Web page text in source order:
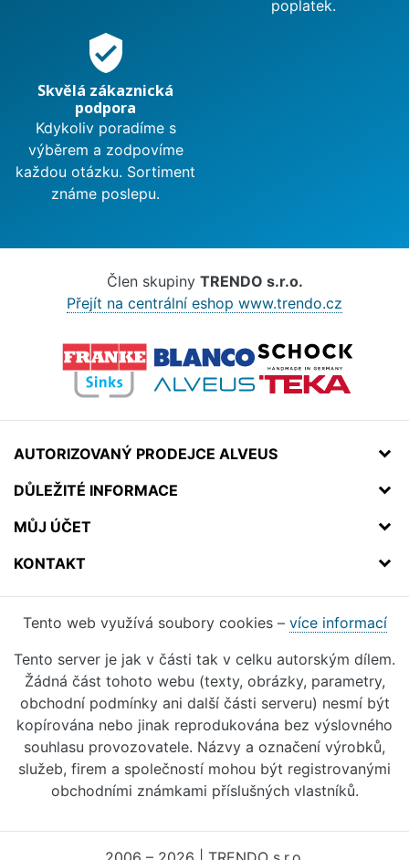
poplatek.
verified_user
Skvělá zákaznická
podpora
Kdykoliv poradíme s
výběrem a zodpovíme
každou otázku. Sortiment
známe poslepu.
Člen skupiny TRENDO s.r.o.
Přejít na centrální eshop www.trendo.cz
AUTORIZOVANÝ PRODEJCE ALVEUS
DŮLEŽITÉ INFORMACE
MŮJ ÚČET
KONTAKT
Tento web využívá soubory cookies – více informací
Tento server je jak v části tak v celku autorským dílem.
Žádná část tohoto webu (texty, obrázky, parametry,
obchodní podmínky ani další části serveru) nesmí být
kopírována nebo jinak reprodukována bez výslovného
souhlasu provozovatele. Názvy a označení výrobků,
služeb, firem a společností mohou být registrovanými
obchodními známkami příslušných vlastníků.